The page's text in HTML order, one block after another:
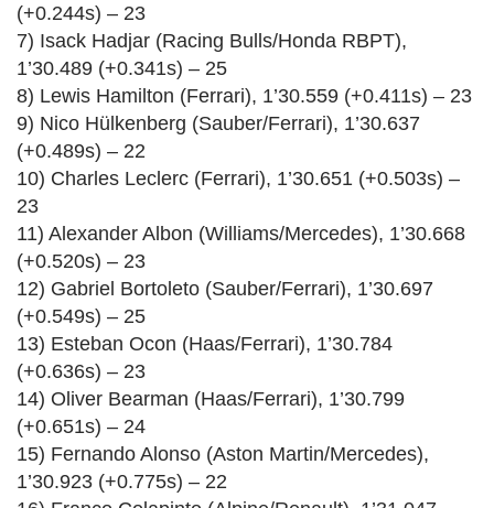
(+0.244s) – 23
7) Isack Hadjar (Racing Bulls/Honda RBPT),
1’30.489 (+0.341s) – 25
8) Lewis Hamilton (Ferrari), 1’30.559 (+0.411s) – 23
9) Nico Hülkenberg (Sauber/Ferrari), 1’30.637
(+0.489s) – 22
10) Charles Leclerc (Ferrari), 1’30.651 (+0.503s) –
23
11) Alexander Albon (Williams/Mercedes), 1’30.668
(+0.520s) – 23
12) Gabriel Bortoleto (Sauber/Ferrari), 1’30.697
(+0.549s) – 25
13) Esteban Ocon (Haas/Ferrari), 1’30.784
(+0.636s) – 23
14) Oliver Bearman (Haas/Ferrari), 1’30.799
(+0.651s) – 24
15) Fernando Alonso (Aston Martin/Mercedes),
1’30.923 (+0.775s) – 22